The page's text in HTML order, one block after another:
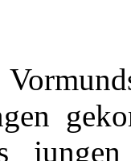
jungen